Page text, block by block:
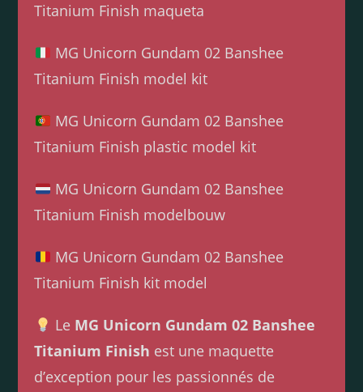
Titanium Finish maqueta
MG Unicorn Gundam 02 Banshee
Titanium Finish model kit
MG Unicorn Gundam 02 Banshee
Titanium Finish plastic model kit
MG Unicorn Gundam 02 Banshee
Titanium Finish modelbouw
MG Unicorn Gundam 02 Banshee
Titanium Finish kit model
Le MG Unicorn Gundam 02 Banshee
Titanium Finish est une maquette
d’exception pour les passionnés de